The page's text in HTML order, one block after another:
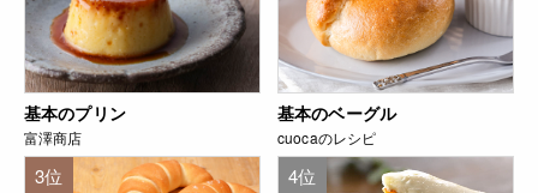
基本のプリン
富澤商店
基本のベーグル
cuocaのレシピ
3位 4位